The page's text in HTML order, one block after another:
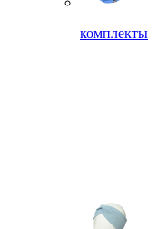
комплекты